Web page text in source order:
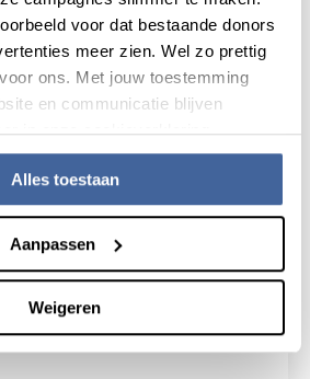
voor dat bestaande donors
meer zien. Wel zo prettig
ons. Met jouw toestemming
en communicatie blijven
in onze cookieverklaring.
Alles toestaan
Aanpassen
Weigeren dankzij het
Fund
innovatief onderzoek dankzij het